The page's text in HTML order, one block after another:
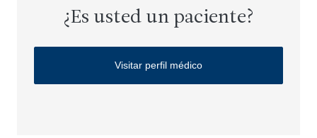
¿Es usted un paciente?
Visitar perfil médico